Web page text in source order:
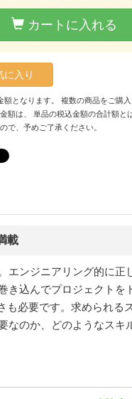
カートに入れる
に入り
となります。 複数の商品をご購
額は、 単品の税込金額の合計額と
で、予めご了承ください。
載
エンジニアリング的に正
き込んでプロジェクトを
も必要です。求められる
なのか、どのようなスキ